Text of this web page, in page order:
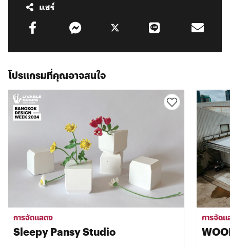
แชร์
โปรแกรมที่คุณอาจสนใจ
การจัดแสดง
Sleepy Pansy Studio
การจัดแ